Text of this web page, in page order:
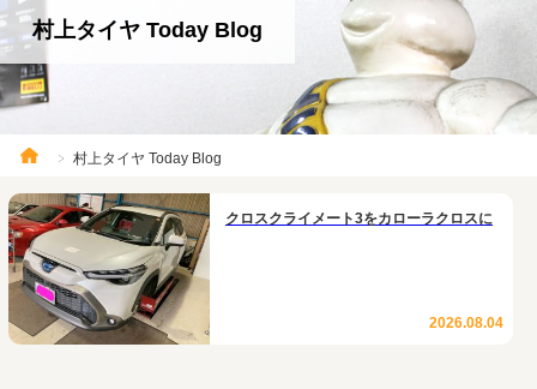
村上タイヤ Today Blog
村上タイヤ Today Blog
クロスクライメート3をカローラクロスに
2026.08.04